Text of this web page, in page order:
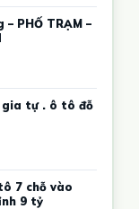
PHỐ TRẠM –
gia tự . ô tô đỗ
7 chỗ vào
9 tỷ